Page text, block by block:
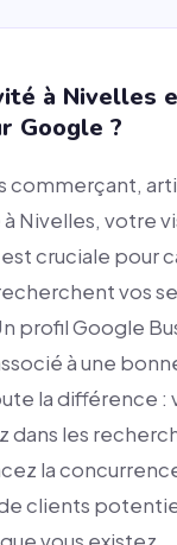
à Nivelles
Google ?
commerçant,
Nivelles, votre
cruciale pour
vos
profil Google
à une
la différence :
dans les
la
clients